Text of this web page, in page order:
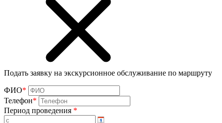
Подать заявку на экскурсионное обслуживание по маршруту
ФИО*
Телефон*
Период проведения *